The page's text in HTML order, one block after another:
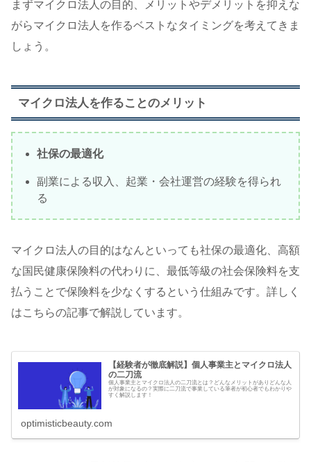
まずマイクロ法人の目的、メリットやデメリットを抑えな
がらマイクロ法人を作るベストなタイミングを考えてきま
しょう。
マイクロ法人を作ることのメリット
社保の最適化
副業による収入、 起業・会社運営の経験を得られ
る
マイクロ法人の目的はなんといっても社保の最適化、高額
な国民健康保険料の代わりに、最低等級の社会保険料を支
払うことで保険料を少なくするという仕組みです。詳しく
はこちらの記事で解説しています。
【経験者が徹底解説】個人事業主とマイクロ法人
の二刀流
個人事業主とマイクロ法人の二刀流とは？どんなメリットがありどんな人
が対象になるの？実際に二刀流で事業している筆者が初心者でもわかりや
すく解説します！
optimisticbeauty.com